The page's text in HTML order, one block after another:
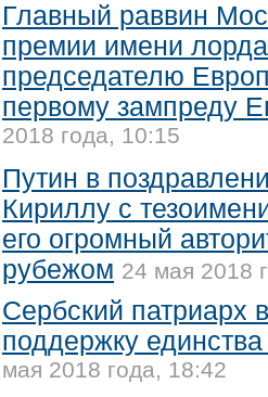
Главный раввин
премии имени
председателю
первому зампреду
2018 года, 10:15
Путин в
Кириллу с
его огромный
рубежом 24 мая 2018
Сербский патриарх
поддержку
мая 2018 года, 18:42